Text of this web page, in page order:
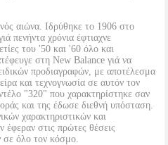
αιώνα. Ιδρύθηκε το 1906 στο
πενήντα χρόνια έφτιαχνε
του '50 και '60 όλο και
στη New Balance γιά να
προδιαγραφών, με αποτέλεσμα
και τεχνογνωσία σε αυτόν τον
"320" που χαρακτηρίστηκε σαν
και της έδωσε διεθνή υπόσταση.
χαρακτηριστικών και
έφεραν στις πρώτες θέσεις
σε όλο τον κόσμο.